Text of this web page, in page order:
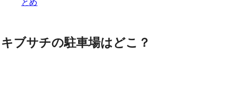
とめ
キブサチの駐車場はどこ？